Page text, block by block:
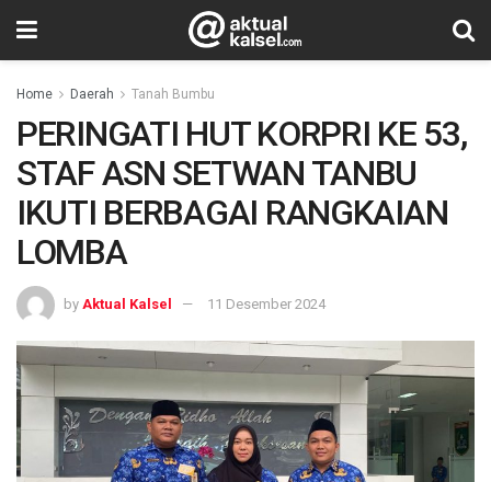
Home Daerah Tanah Bumbu
PERINGATI HUT KORPRI KE 53,
STAF ASN SETWAN TANBU
IKUTI BERBAGAI RANGKAIAN
LOMBA
by Aktual Kalsel 11 Desember 2024